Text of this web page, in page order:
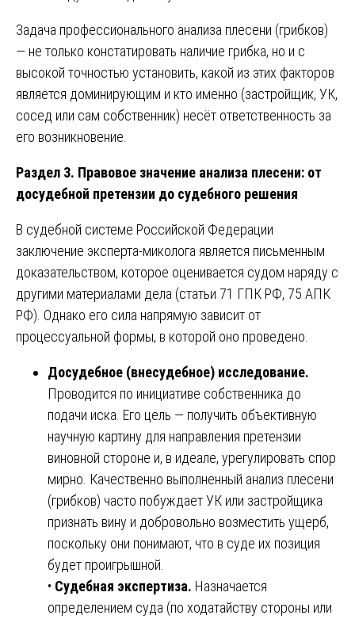
Задача профессионального анализа плесени (грибков)
— не только констатировать наличие грибка, но и с
высокой точностью установить, какой из этих факторов
является доминирующим и кто именно (застройщик, УК,
сосед или сам собственник) несёт ответственность за
его возникновение.
Раздел 3. Правовое значение анализа плесени: от
досудебной претензии до судебного решения
В судебной системе Российской Федерации
заключение эксперта-миколога является письменным
доказательством, которое оценивается судом наряду с
другими материалами дела (статьи 71 ГПК РФ, 75 АПК
РФ). Однако его сила напрямую зависит от
процессуальной формы, в которой оно проведено.
Досудебное (внесудебное) исследование.
Проводится по инициативе собственника до
подачи иска. Его цель — получить объективную
научную картину для направления претензии
виновной стороне и, в идеале, урегулировать спор
мирно. Качественно выполненный анализ плесени
(грибков) часто побуждает УК или застройщика
признать вину и добровольно возместить ущерб,
поскольку они понимают, что в суде их позиция
будет проигрышной.
• Судебная экспертиза. Назначается
определением суда (по ходатайству стороны или